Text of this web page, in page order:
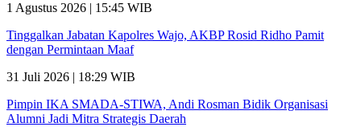
1 Agustus 2026 | 15:45 WIB
Tinggalkan Jabatan Kapolres Wajo, AKBP Rosid Ridho Pamit
dengan Permintaan Maaf
31 Juli 2026 | 18:29 WIB
Pimpin IKA SMADA-STIWA, Andi Rosman Bidik Organisasi
Alumni Jadi Mitra Strategis Daerah